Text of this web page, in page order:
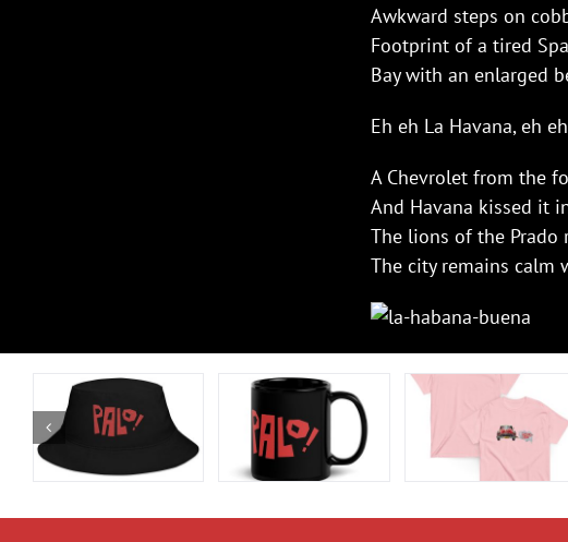
Awkward steps on
Footprint of a tired
Bay with an enlarged
Eh eh La Havana, eh
A Chevrolet from the
And Havana kissed it
The lions of the Prado
The city remains calm